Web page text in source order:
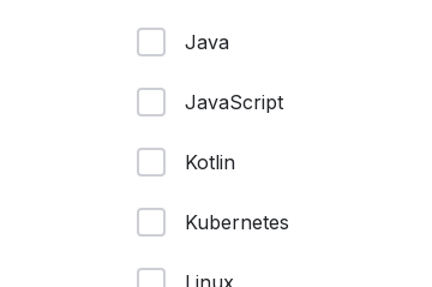
Java
JavaScript
Kotlin
Kubernetes
Linux